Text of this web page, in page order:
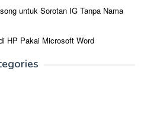
untuk Sorotan IG Tanpa Nama
HP Pakai Microsoft Word